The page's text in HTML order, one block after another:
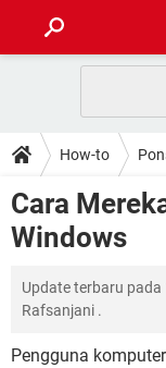
APLIKASI NONTON
BUAT AKUN TIKTOK
HOW-TO
SAFE MODE ANDROID
KODE RAHASIA
DOWNLOAD
ADOBE PREMIERE PRO
FORUM
Lupa Password Gmail
ENSIKLOPEDIA
Front Office dan Back
How-to
Cara
Windows
Update terbaru pada
Rafsanjani .
Pengguna